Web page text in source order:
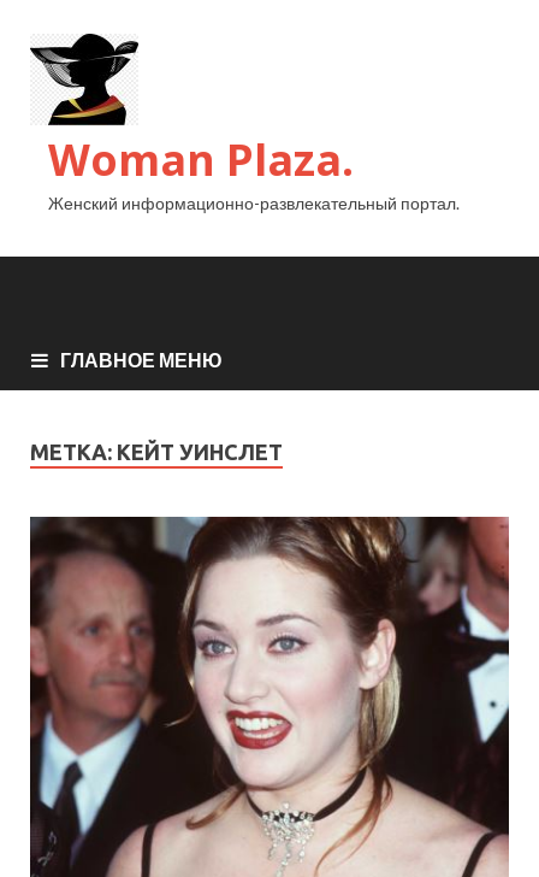
Woman Plaza.
Женский информационно-развлекательный портал.
ГЛАВНОЕ МЕНЮ
МЕТКА: КЕЙТ УИНСЛЕТ